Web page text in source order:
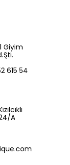
Giyim
615 54
A